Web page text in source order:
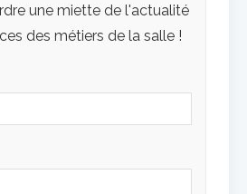
une miette de l'actualité
des métiers de la salle !